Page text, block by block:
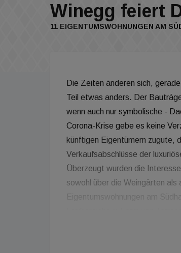
Winegg feiert
11 EIGENTUMSWOHNUNGEN AM
Die Zeiten änderen sich,
Teil etwas anders. Der
wenn auch nur symbolische -
Corona-Krise gebe es keine
künftigen Eigentümern zugute,
Verkaufsabschlüsse der
Überzeugt wurden die
sowohl über die Weingärten
Eigentumswohnungen am